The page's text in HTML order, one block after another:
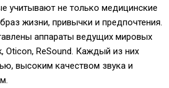
учитывают не только медицинские
жизни, привычки и предпочтения.
аппараты ведущих мировых
Oticon, ReSound. Каждый из них
высоким качеством звука и